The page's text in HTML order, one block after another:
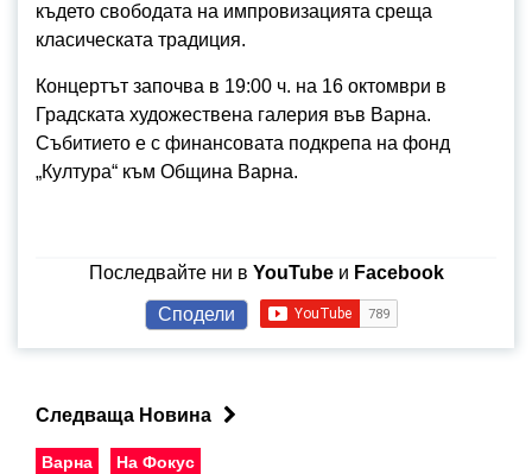
където свободата на импровизацията среща
класическата традиция.
Концертът започва в 19:00 ч. на 16 октомври в
Градската художествена галерия във Варна.
Събитието е с финансовата подкрепа на фонд
„Култура“ към Община Варна.
Последвайте ни в YouTubeи Facebook
Сподели
Следваща Новина
Варна На Фокус